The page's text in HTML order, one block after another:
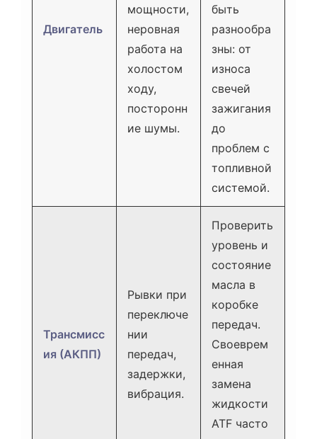
Двигатель
мощности,
неровная
работа на
холостом
ходу,
посторонн
ие шумы.
быть
разнообра
зны: от
износа
свечей
зажигания
до
проблем с
топливной
системой.
Трансмисс
ия (АКПП)
Рывки при
переключе
нии
передач,
задержки,
вибрация.
Проверить
уровень и
состояние
масла в
коробке
передач.
Своеврем
енная
замена
жидкости
ATF часто